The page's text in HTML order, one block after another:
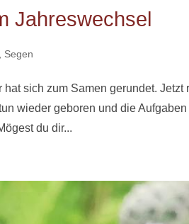
Jahreswechsel
Segen
sich zum Samen gerundet. Jetzt
wieder geboren und die
du dir...